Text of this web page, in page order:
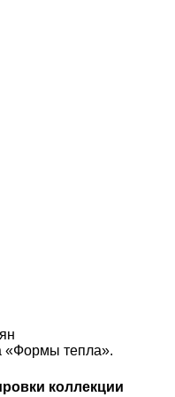
«Формы тепла».
коллекции